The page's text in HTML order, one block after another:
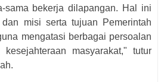
sama bekerja dilapangan. Hal ini
misi serta tujuan Pemerintah
mengatasi berbagai persoalan
kesejahteraan masyarakat," tutur